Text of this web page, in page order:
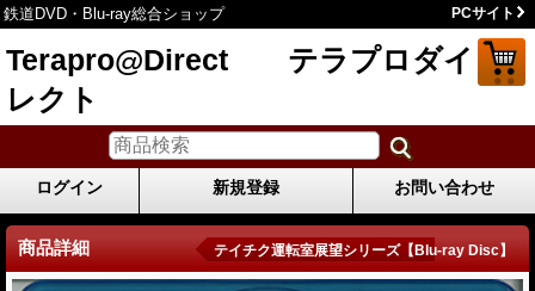
鉄道DVD・Blu-ray総合ショップ PCサイト
Terapro@Direct テラプロダイ
レクト
ログイン 新規登録 お問い合わせ
商品詳細 テイチク運転室展望シリーズ【Blu-ray Disc】